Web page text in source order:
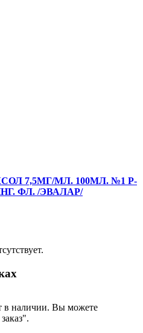
7,5МГ/МЛ. 100МЛ. №1 Р-
ФЛ. /ЭВАЛАР/
в наличии. Вы можете